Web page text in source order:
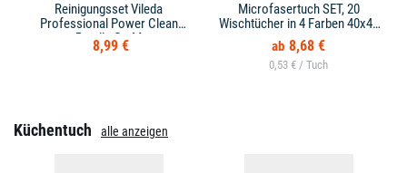
Reinigungsset Vileda
Professional Power Clean
Bundle Gr. M
8,99 €
Microfasertuch SET, 20
Wischtücher in 4 Farben 40x40
cm
8,68 €
0,53 € /
Küchentuch alle anzeigen